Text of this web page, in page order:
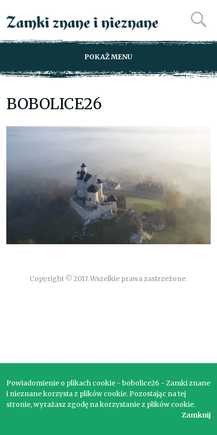
POKAŻ MENU
BOBOLICE26
Copyright © 2017. Wszelkie prawa zastrzeżone.
Powiadomienie o plikach cookie - bobolice26 - Zamki znane
i nieznane korzysta z plików cookie. Pozostając na tej
stronie, wyrażasz zgodę na korzystanie z plików cookie.
Zamknij